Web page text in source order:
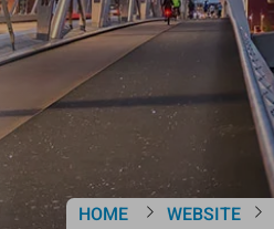
HOME WEBSITE